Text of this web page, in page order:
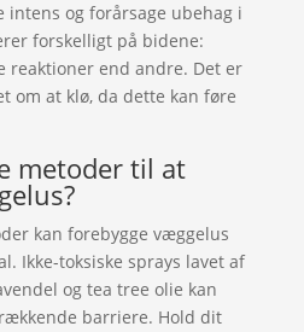
intens og forårsage ubehag i
forskelligt på bidene:
reaktioner end andre. Det er
om at klø, da dette kan føre
metoder til at
kan forebygge væggelus
Ikke-toksiske sprays lavet af
og tea tree olie kan
barriere. Hold dit